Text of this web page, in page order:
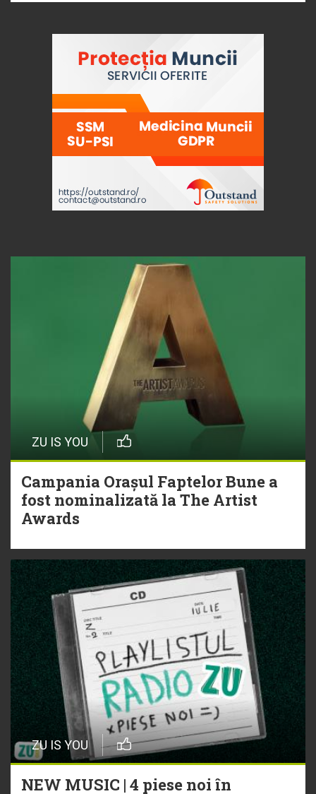
ZU IS YOU
Campania Orașul Faptelor Bune a
fost nominalizată la The Artist
Awards
ZU IS YOU
NEW MUSIC | 4 piese noi în